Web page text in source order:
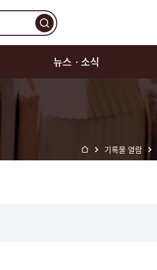
뉴스ㆍ소식
기록물 열람